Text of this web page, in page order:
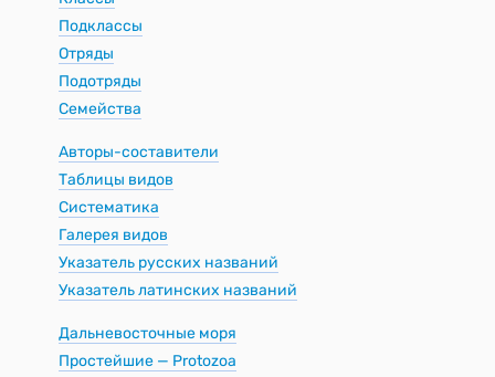
Подклассы
Отряды
Подотряды
Семейства
Авторы-составители
Таблицы видов
Систематика
Галерея видов
Указатель русских названий
Указатель латинских названий
Дальневосточные моря
Простейшие — Protozoa